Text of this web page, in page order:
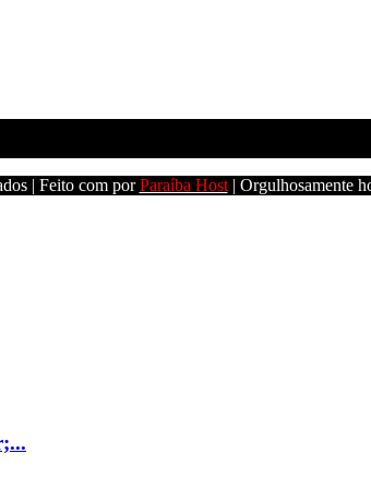
| Feito com porParaíba Host| Orgulhosamente